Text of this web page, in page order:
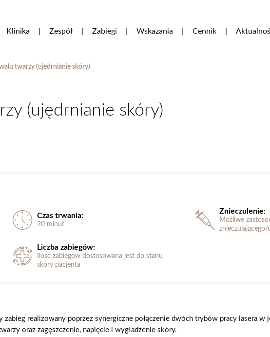
Klinika Zespół Zabiegi Wskazania Cennik
twarzy (ujędrnianie skóry)
(ujędrnianie skóry)
Czas trwania:
20 minut
Znieczulenie:
Możliwe
znieczulającego/
Liczba zabiegów:
Ilość zabiegów dostosowana jest do stanu
skóry pacjenta
realizowany poprzez synergiczne połączenie dwóch trybów pracy lasera
oraz zagęszczenie, napięcie i wygładzenie skóry.